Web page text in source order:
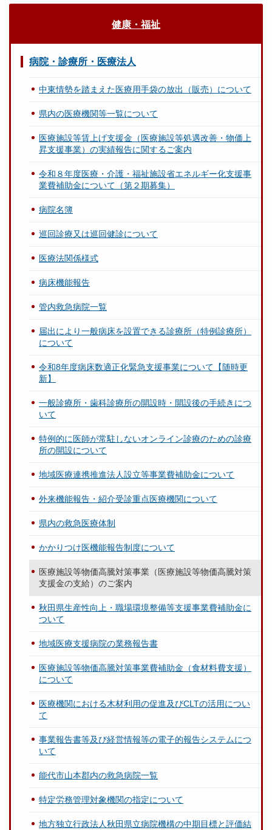
健康・福祉
病院・診療所・医療法人
中東情勢を踏まえた医療用手袋の放出（販売）について
県内の医療機関等一覧について
医療施設等賃上げ支援金（医療施設等処遇改善・物価上
昇支援事業）の実績報告に関するご案内
令和８年度医療・介護・福祉施設省エネルギー化支援事
業費補助金について（第２期募集）
病院名簿
巡回診療又は巡回健診について
医療法関係様式
病床機能報告
管内救急病院一覧
届出により一般病床を設置できる診療所（特例診療所）
について
令和8年度病床数適正化緊急支援事業について【随時更
新】
一般診療所・歯科診療所の開設時・開設後の手続きにつ
いて
特例的に医師が常駐しないオンライン診療のための診療
所の開設について
地域医療連携推進法人設立等事業費補助金について
外来機能報告・紹介受診重点医療機関について
県内の救急医療体制
かかりつけ医機能報告制度について
医療施設等物価高騰対策事業（医療施設等物価高騰対策
支援金の支給）のご案内
秋田県生産性向上・職場環境整備等支援事業費補助金に
ついて
地域医療支援病院の業務報告書
医療施設等物価高騰対策事業費補助金（食材料費支援）
について
医療機関における木材利用の促進及びCLTの活用につい
て
事業報告書等及び経営情報等の電子的報告システムにつ
いて
能代市山本郡内の救急病院一覧
特定労務管理対象機関の指定について
地方独立行政法人秋田県立病院機構の中期目標と評価結